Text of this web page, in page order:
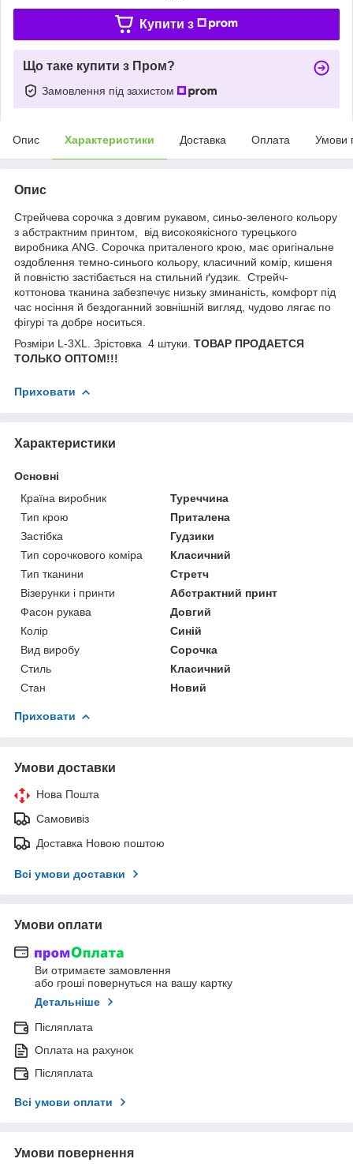
Купити з
Що таке купити з Пром?
Замовлення під захистом
Опис Характеристики Доставка Оплата Умови
Опис
Стрейчева сорочка з довгим рукавом, синьо-зеленого кольору
з абстрактним принтом, від високоякісного турецького
виробника ANG. Сорочка приталеного крою, має оригінальне
оздоблення темно-синього кольору, класичний комір, кишеня
й повністю застібається на стильний ґудзик. Стрейч-
коттонова тканина забезпечує низьку зминаність, комфорт під
час носіння й бездоганний зовнішній вигляд, чудово лягає по
фігурі та добре носиться.
Розміри L-3XL. Зрістовка 4 штуки. ТОВАР ПРОДАЕТСЯ
ТОЛЬКО ОПТОМ!!!
Приховати
Характеристики
Основні
Країна виробник
Туреччина
Тип крою
Приталена
Застібка
Гудзики
Тип сорочкового коміра
Класичний
Тип тканини
Стретч
Візерунки і принти
Абстрактний принт
Фасон рукава
Довгий
Колір
Синій
Вид виробу
Сорочка
Стиль
Класичний
Стан
Новий
Приховати
Умови доставки
Нова Пошта
Самовивіз
Доставка Новою поштою
Всі умови доставки
Умови оплати
Ви отримаєте замовлення
або гроші повернуться на вашу картку
Детальніше
Післяплата
Оплата на рахунок
Післяплата
Всі умови оплати
Умови повернення